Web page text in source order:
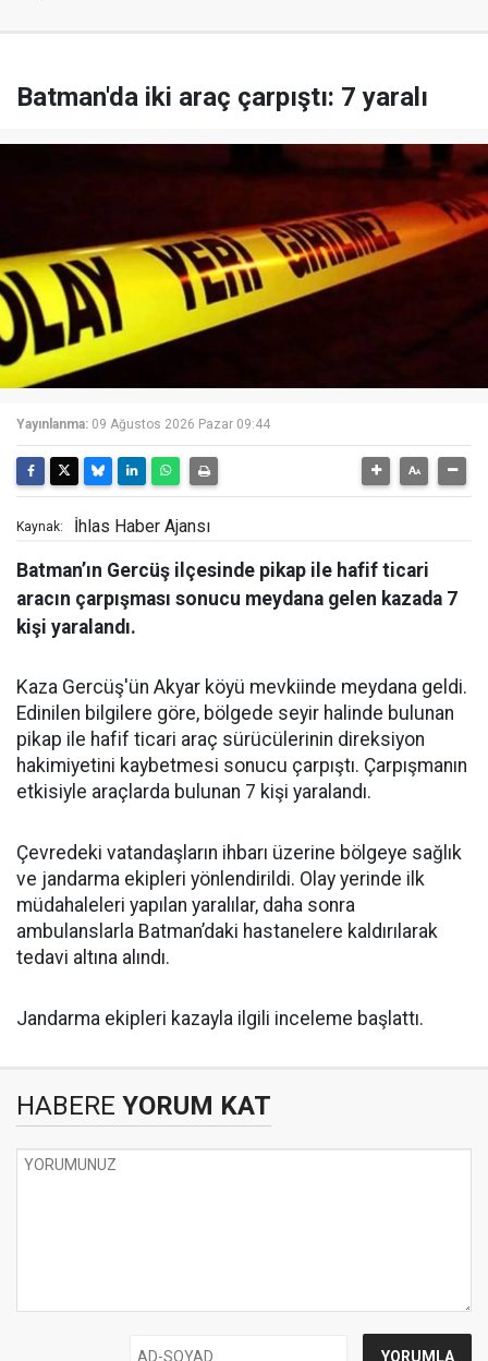
Batman'da iki araç çarpıştı: 7 yaralı
Yayınlanma: 09 Ağustos 2026 Pazar 09:44
Kaynak: İhlas Haber Ajansı
Batman’ın Gercüş ilçesinde pikap ile hafif ticari
aracın çarpışması sonucu meydana gelen kazada 7
kişi yaralandı.
Kaza Gercüş'ün Akyar köyü mevkiinde meydana geldi.
Edinilen bilgilere göre, bölgede seyir halinde bulunan
pikap ile hafif ticari araç sürücülerinin direksiyon
hakimiyetini kaybetmesi sonucu çarpıştı. Çarpışmanın
etkisiyle araçlarda bulunan 7 kişi yaralandı.
Çevredeki vatandaşların ihbarı üzerine bölgeye sağlık
ve jandarma ekipleri yönlendirildi. Olay yerinde ilk
müdahaleleri yapılan yaralılar, daha sonra
ambulanslarla Batman’daki hastanelere kaldırılarak
tedavi altına alındı.
Jandarma ekipleri kazayla ilgili inceleme başlattı.
HABERE YORUM KAT